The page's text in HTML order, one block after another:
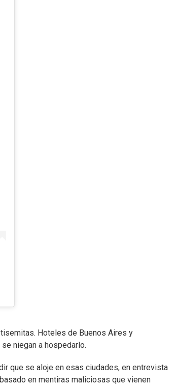
Hoteles de Buenos Aires y
niegan a hospedarlo.
que se aloje en esas ciudades, en entrevista
en mentiras maliciosas que vienen